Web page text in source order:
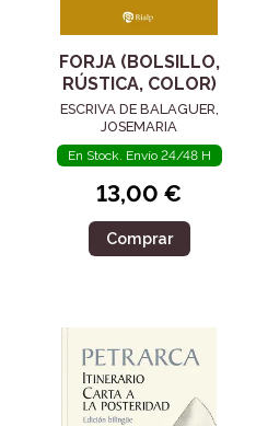
FORJA (BOLSILLO,
RÚSTICA, COLOR)
ESCRIVA DE BALAGUER,
JOSEMARIA
En Stock. Envío 24/48 H
13,00 €
Comprar